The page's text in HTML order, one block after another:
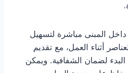
المبنى مباشرة لتسهيل
أثناء العمل، مع تقديم
لضمان الشفافية. ويمكن